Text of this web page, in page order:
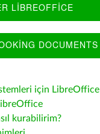
LIBREOFFICE
DOCUMENTS
için LibreOffice
kurabilirim?